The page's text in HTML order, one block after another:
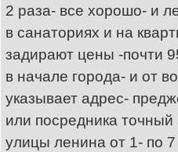
2 раза- все хорошо- и
в санаториях и на
задирают цены -почти
в начале города- и от
указывает адрес-
или посредника точный
улицы ленина от 1- по